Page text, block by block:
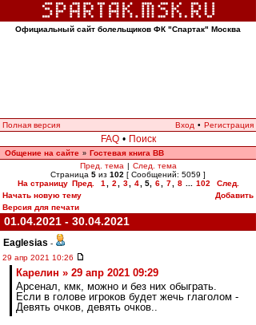
Официальный сайт болельщиков ФК "Спартак" Москва
Полная версия Вход • Регистрация
FAQ • Поиск
Общение на сайте » Гостевая книга ВВ
Пред. тема | След. тема
Страница 5 из 102 [ Сообщений: 5059 ]
На страницу Пред. 1 2 3 4 5, 6 7 8 102
След.
Начать новую тему
Добавить
Версия для печати
01.04.2021 - 30.04.2021
Eaglesias -
29 апр 2021 10:26
Карелин » 29 апр 2021 09:29
Арсенал, кмк, можно и без них обыграть.
Если в голове игроков будет жечь глаголом -
Девять очков, девять очков..